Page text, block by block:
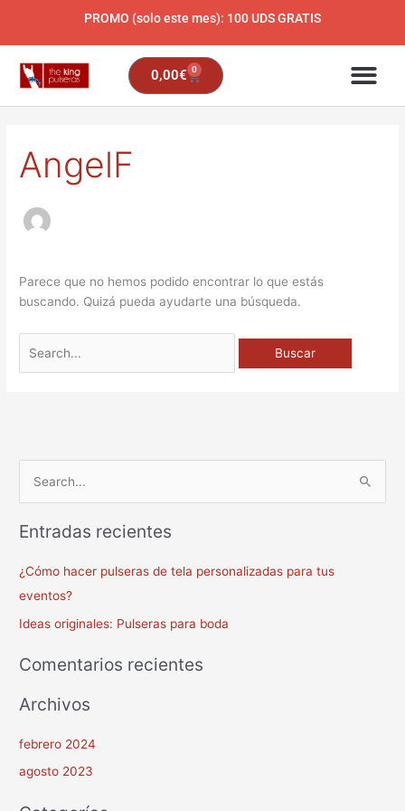
contenido
PROMO (solo este mes): 100 UDS GRATIS
0,00€ 0
Carrito
AngelF
Parece que no hemos podido encontrar lo que estás
buscando. Quizá pueda ayudarte una búsqueda.
por:
s
a
p
o
:
Entradas recientes
¿Cómo hacer pulseras de tela personalizadas para tus
eventos?
Ideas originales: Pulseras para boda
Comentarios recientes
Archivos
febrero 2024
agosto 2023